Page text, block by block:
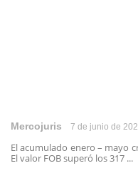
Mercojuris 7 de junio de
El acumulado enero – mayo
El valor FOB superó los 317 ...